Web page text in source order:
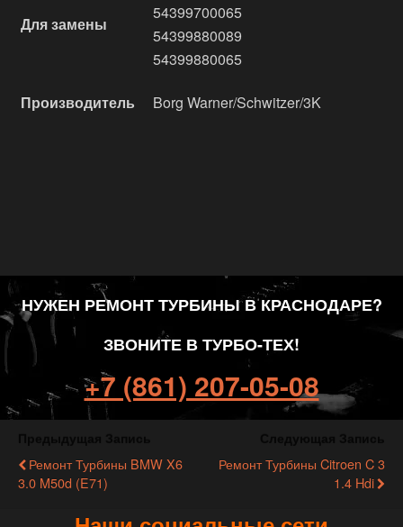
Для замены
54399700065
54399880089
54399880065
Производитель Borg Warner/Schwitzer/3K
НУЖЕН РЕМОНТ ТУРБИНЫ В КРАСНОДАРЕ?
ЗВОНИТЕ В ТУРБО-ТЕХ!
+7 (861) 207-05-08
Ремонт Турбины BMW X6
3.0 M50d (E71)
Ремонт Турбины Citroen C 3
1.4 Hdi